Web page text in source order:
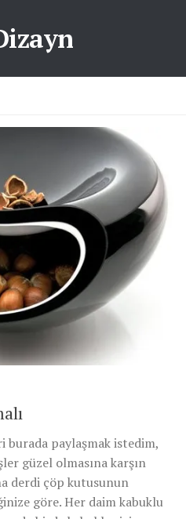
burada paylaşmak istedim,
güzel olmasına karşın
derdi çöp kutusunun
göre. Her daim kabuklu